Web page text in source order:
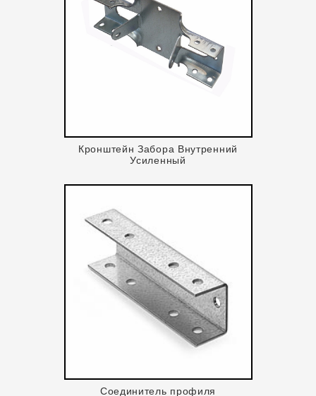
Кронштейн Забора Внутренний
Усиленный
Соединитель профиля